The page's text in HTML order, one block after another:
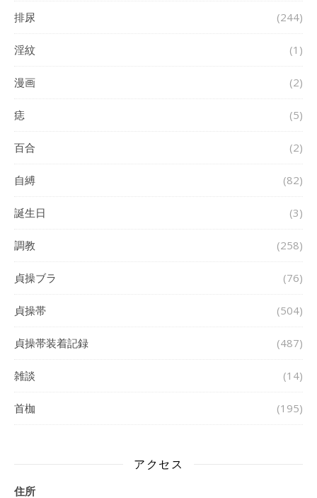
排尿 (244)
淫紋 (1)
漫画 (2)
痣 (5)
百合 (2)
自縛 (82)
誕生日 (3)
調教 (258)
貞操ブラ (76)
貞操帯 (504)
貞操帯装着記録 (487)
雑談 (14)
首枷 (195)
アクセス
住所